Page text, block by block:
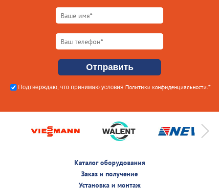
Подтверждаю, что принимаю условия Политики конфиденциальности .*
Каталог оборудования
Заказ и получение
Установка и монтаж